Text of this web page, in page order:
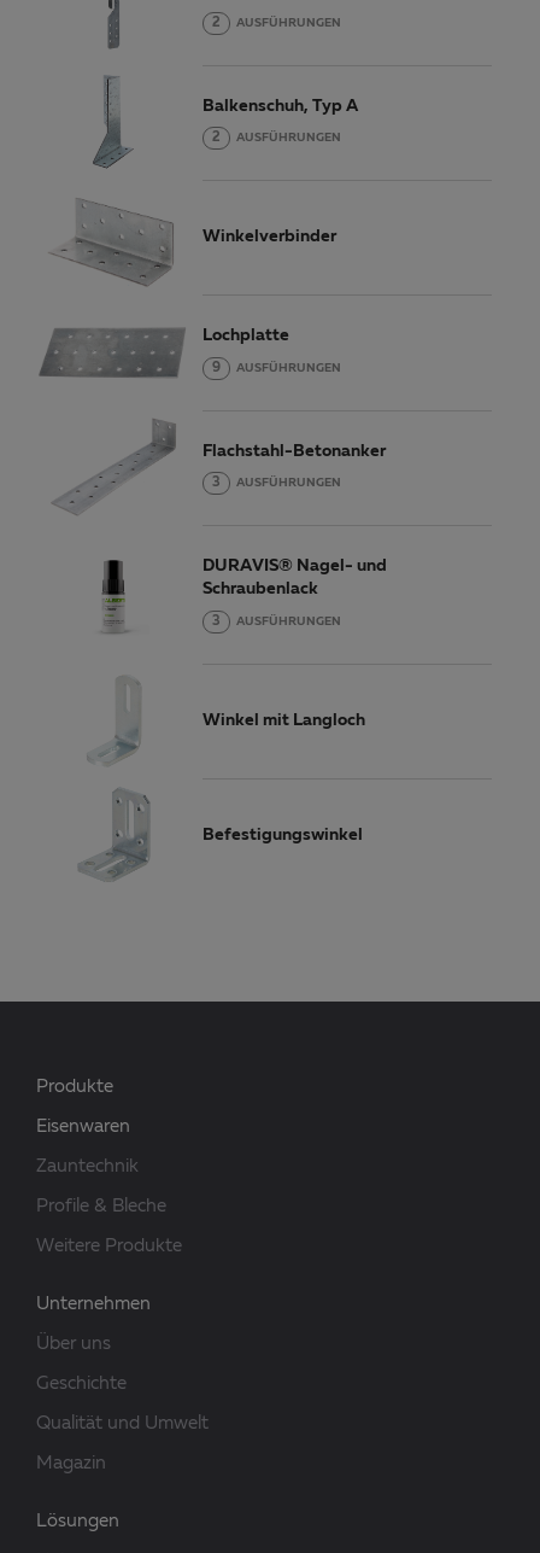
2 AUSFÜHRUNGEN
Balkenschuh, Typ A
2 AUSFÜHRUNGEN
Winkelverbinder
Lochplatte
9 AUSFÜHRUNGEN
Flachstahl-Betonanker
3 AUSFÜHRUNGEN
DURAVIS® Nagel- und
Schraubenlack
3 AUSFÜHRUNGEN
Winkel mit Langloch
Befestigungswinkel
Produkte
Eisenwaren
Zauntechnik
Profile & Bleche
Weitere Produkte
Unternehmen
Über uns
Geschichte
Qualität und Umwelt
Magazin
Lösungen